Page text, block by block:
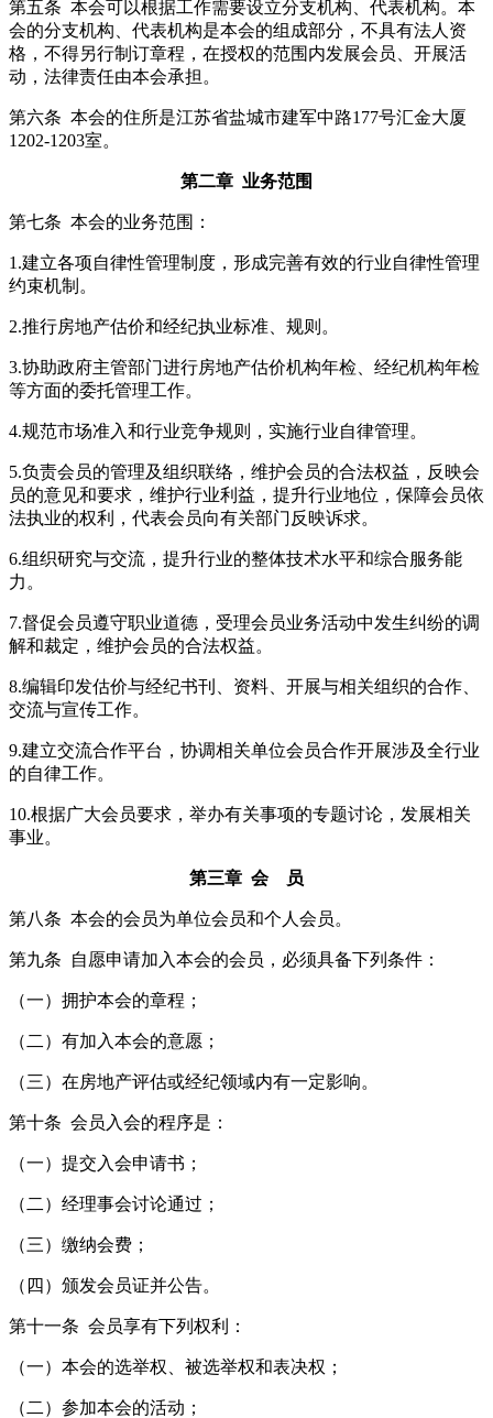
第五条 本会可以根据工作需要设立分支机构、代表机构。本
会的分支机构、代表机构是本会的组成部分，不具有法人资
格，不得另行制订章程，在授权的范围内发展会员、开展活
动，法律责任由本会承担。
第六条 本会的住所是江苏省盐城市建军中路177号汇金大厦
1202-1203室。
第二章 业务范围
第七条 本会的业务范围：
1.建立各项自律性管理制度，形成完善有效的行业自律性管理
约束机制。
2.推行房地产估价和经纪执业标准、规则。
3.协助政府主管部门进行房地产估价机构年检、经纪机构年检
等方面的委托管理工作。
4.规范市场准入和行业竞争规则，实施行业自律管理。
5.负责会员的管理及组织联络，维护会员的合法权益，反映会
员的意见和要求，维护行业利益，提升行业地位，保障会员依
法执业的权利，代表会员向有关部门反映诉求。
6.组织研究与交流，提升行业的整体技术水平和综合服务能
力。
7.督促会员遵守职业道德，受理会员业务活动中发生纠纷的调
解和裁定，维护会员的合法权益。
8.编辑印发估价与经纪书刊、资料、开展与相关组织的合作、
交流与宣传工作。
9.建立交流合作平台，协调相关单位会员合作开展涉及全行业
的自律工作。
10.根据广大会员要求，举办有关事项的专题讨论，发展相关
事业。
第三章 会 员
第八条 本会的会员为单位会员和个人会员。
第九条 自愿申请加入本会的会员，必须具备下列条件：
（一）拥护本会的章程；
（二）有加入本会的意愿；
（三）在房地产评估或经纪领域内有一定影响。
第十条 会员入会的程序是：
（一）提交入会申请书；
（二）经理事会讨论通过；
（三）缴纳会费；
（四）颁发会员证并公告。
第十一条 会员享有下列权利：
（一）本会的选举权、被选举权和表决权；
（二）参加本会的活动；